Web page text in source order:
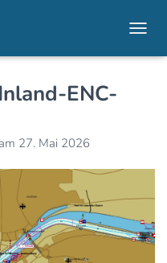
ENC-
am 27. Mai 2026